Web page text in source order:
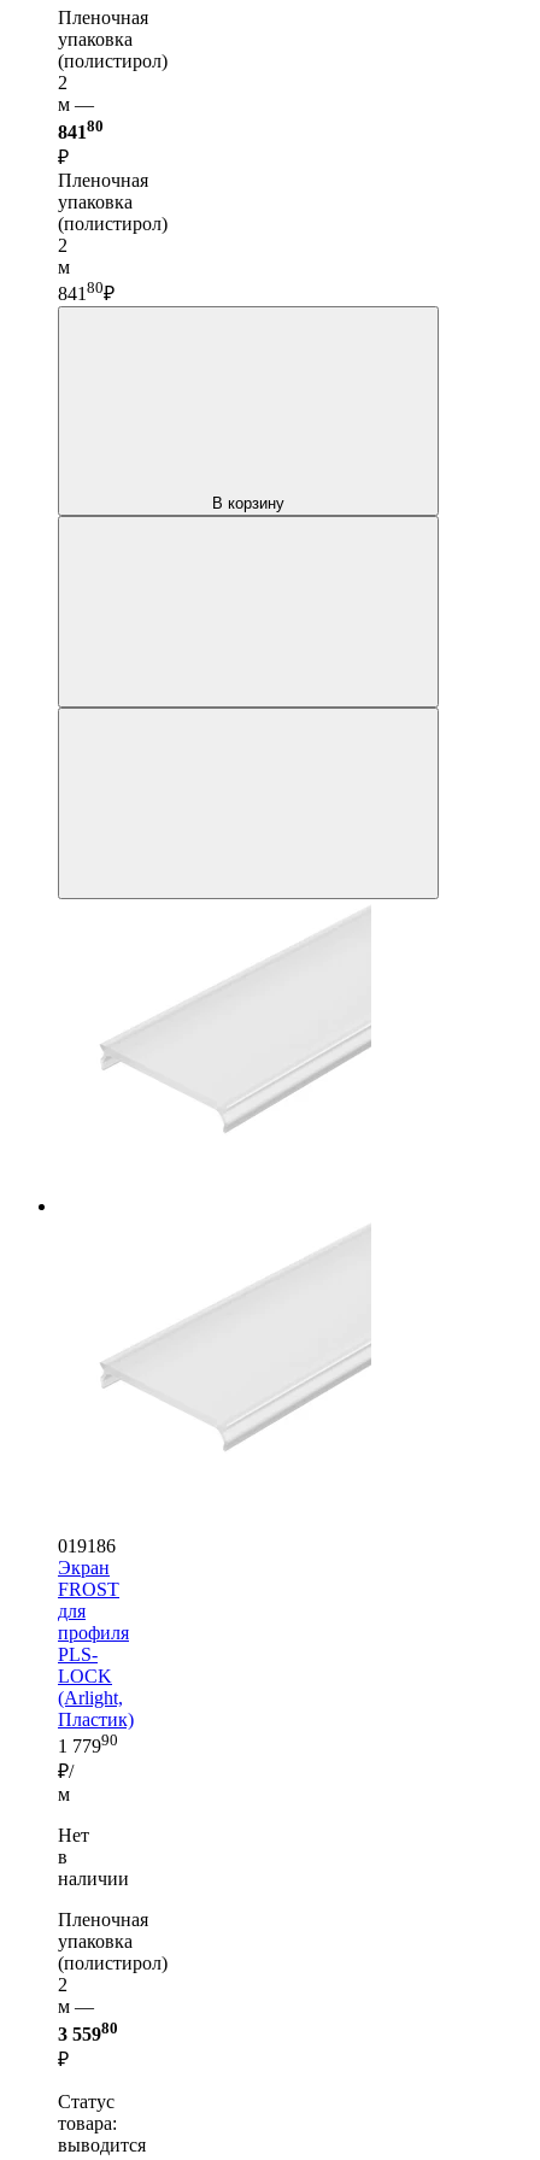
Пленочная
упаковка
(полистирол)
2
м —
84180
₽
Пленочная
упаковка
(полистирол)
2
м
841 80₽
В корзину
019186
Экран
FROST
для
профиля
PLS-
LOCK
(Arlight,
Пластик)
1 77990
₽/
м
Нет
в
наличии
Пленочная
упаковка
(полистирол)
2
м —
3 55980
₽
Статус
товара:
выводится